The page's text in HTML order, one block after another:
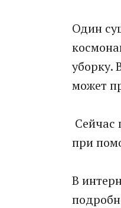
Один
уборку.
может
Сейчас
при
В